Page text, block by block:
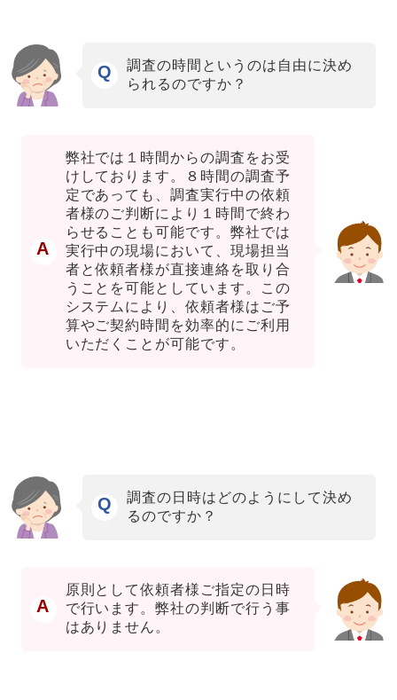
Q
調査の時間というのは自由に決め
られるのですか？
A
弊社では１時間からの調査をお受
けしております。８時間の調査予
定であっても、調査実行中の依頼
者様のご判断により１時間で終わ
らせることも可能です。弊社では
実行中の現場において、現場担当
者と依頼者様が直接連絡を取り合
うことを可能としています。この
システムにより、依頼者様はご予
算やご契約時間を効率的にご利用
いただくことが可能です。
Q
調査の日時はどのようにして決め
るのですか？
A
原則として依頼者様ご指定の日時
で行います。弊社の判断で行う事
はありません。